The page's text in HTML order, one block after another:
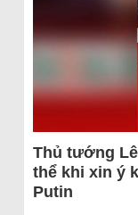
Thủ tướng
thể khi xin ý
Putin